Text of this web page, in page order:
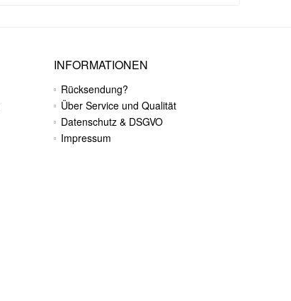
INFORMATIONEN
Rücksendung?
Über Service und Qualität
Datenschutz & DSGVO
Impressum